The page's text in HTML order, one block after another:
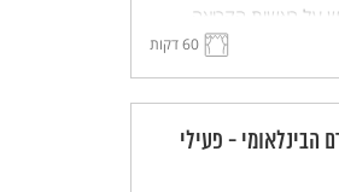
על ראשית הקריאה,
וכתוב.
60 דקות
הבינלאומי - פעילי